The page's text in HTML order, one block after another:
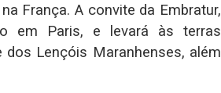
França. A convite da Embratur,
em Paris, e levará às terras
Lençóis Maranhenses, além